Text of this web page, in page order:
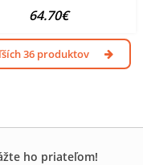
64.70€
36 produktov
ho priateľom!